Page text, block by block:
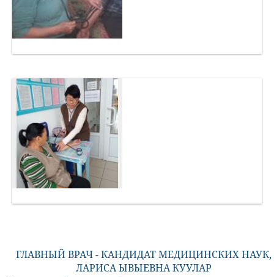
ГЛАВНЫЙ ВРАЧ - КАНДИДАТ МЕДИЦИНСКИХ НАУК,
ЛАРИСА ЫВЫЕВНА КУУЛАР